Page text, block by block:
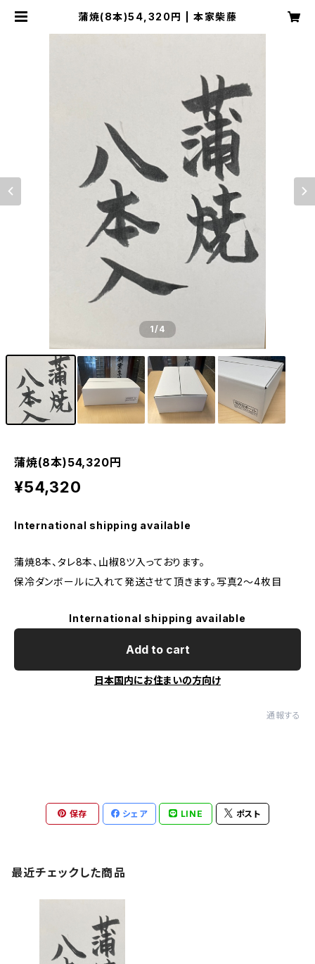
蒲焼(8本)54,320円 | 本家柴藤
1/4
蒲焼(8本)54,320円
¥54,320
International shipping available
蒲焼8本、タレ8本、山椒8ツ入っております。
保冷ダンボールに入れて発送させて頂きます。写真2〜4枚目
International shipping available
Add to cart
日本国内にお住まいの方向け
通報する
保存 シェア LINE ポスト
最近チェックした商品